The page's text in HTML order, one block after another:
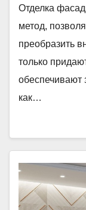
Отделка
метод,
преобразить
только
обеспечивают
как…